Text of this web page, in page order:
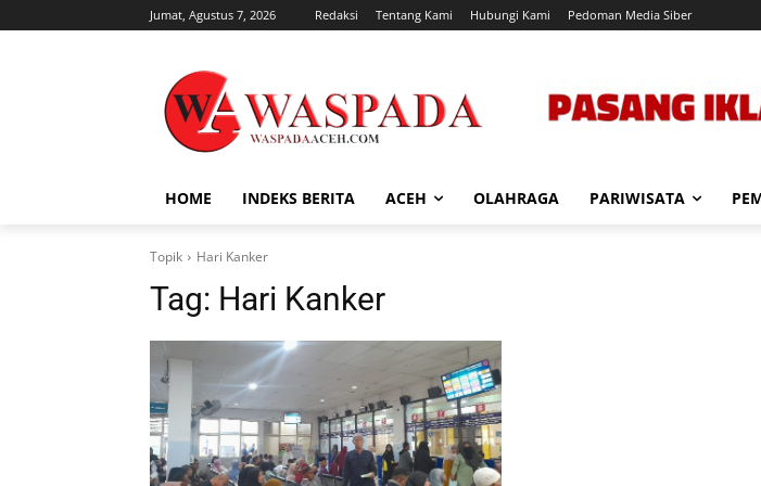
Jumat, Agustus 7, 2026 Redaksi Tentang Kami Hubungi Kami Pedoman Media Siber
HOME INDEKS BERITA ACEH OLAHRAGA PARIWISATA
Topik Hari Kanker
Tag: Hari Kanker